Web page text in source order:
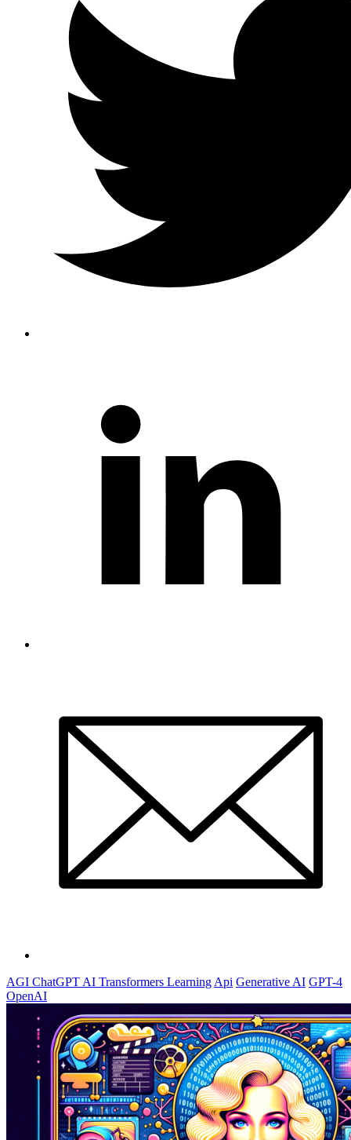
AGI ChatGPT AI Transformers Learning Api Generative AI GPT-4
OpenAI